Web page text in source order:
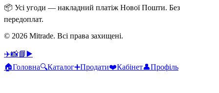
📦 Усі угоди — накладний платіж Нової Пошти. Без
передоплат.
© 2026 Mitrade. Всі права захищені.
✈️📸📘 ▶️
🏠Головна🔍Каталог➕Продати❤️Кабінет👤Профіль